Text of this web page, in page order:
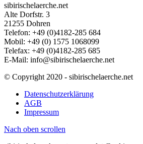
sibirischelaerche.net
Alte Dorfstr. 3
21255 Dohren
Telefon: +49 (0)4182-285 684
Mobil: +49 (0) 1575 1068099
Telefax: +49 (0)4182-285 685
E-Mail: info@sibirischelaerche.net
© Copyright 2020 - sibirischelaerche.net
Datenschutzerklärung
AGB
Impressum
Nach oben scrollen